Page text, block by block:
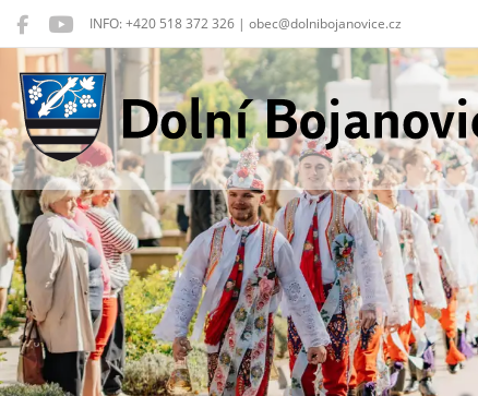
INFO: +420 518 372 326 | obec@dolnibojanovice.cz
Dolní Bojanovice